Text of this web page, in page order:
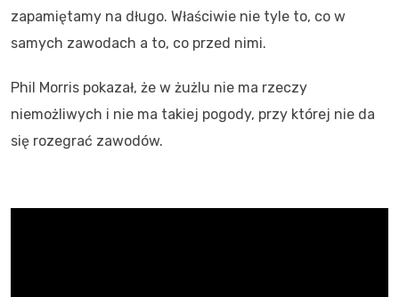
zapamiętamy na długo. Właściwie nie tyle to, co w
samych zawodach a to, co przed nimi.
Phil Morris pokazał, że w żużlu nie ma rzeczy
niemożliwych i nie ma takiej pogody, przy której nie da
się rozegrać zawodów.